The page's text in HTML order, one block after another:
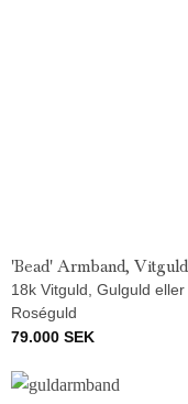
'Bead' Armband, Vitguld
18k Vitguld, Gulguld eller
Roséguld
79.000 SEK